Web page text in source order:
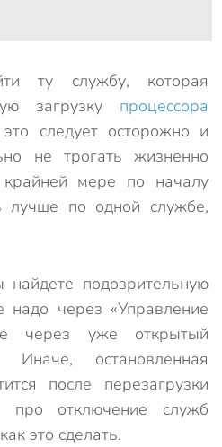
ту службу, которая
загрузку процессора
следует осторожно и
не трогать жизненно
мере по началу
лучше по одной службе,
подозрительную
надо через «Управление
через уже открытый
Иначе, остановленная
после перезагрузки
про отключение служб
это сделать.